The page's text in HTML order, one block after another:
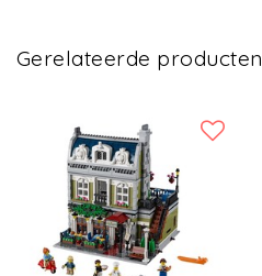
Gerelateerde producten